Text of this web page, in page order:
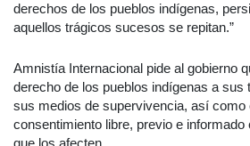
derechos de los pueblos indígenas,
aquellos trágicos sucesos se repitan.”
Amnistía Internacional pide al gobierno
derecho de los pueblos indígenas a sus
sus medios de supervivencia, así como
consentimiento libre, previo e informado
que los afecten.